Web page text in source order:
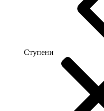
Ступени